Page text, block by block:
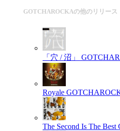
GOTCHAROCKAの他のリリース
「穴 / 沼」
Royale
The Second Is The Best